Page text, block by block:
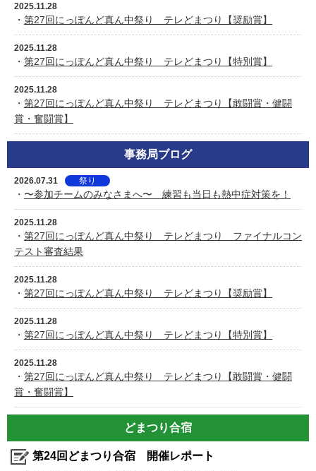
2025.11.28
・ 第27回にっぽんど真ん中祭り テレどまつり【奨励賞】
2025.11.28
・ 第27回にっぽんど真ん中祭り テレどまつり【特別賞】
2025.11.28
・ 第27回にっぽんど真ん中祭り テレどまつり【敢闘賞・健闘
賞・奮闘賞】
事務局ブログ
2026.07.31 祭り
・ 〜参加チームのみなさまへ〜 練習も当日も熱中症対策を！
2025.11.28
・ 第27回にっぽんど真ん中祭り テレどまつり ファイナルコン
テスト審査結果
2025.11.28
・ 第27回にっぽんど真ん中祭り テレどまつり【奨励賞】
2025.11.28
・ 第27回にっぽんど真ん中祭り テレどまつり【特別賞】
2025.11.28
・ 第27回にっぽんど真ん中祭り テレどまつり【敢闘賞・健闘
賞・奮闘賞】
どまつり合宿
第24回どまつり合宿 開催レポート